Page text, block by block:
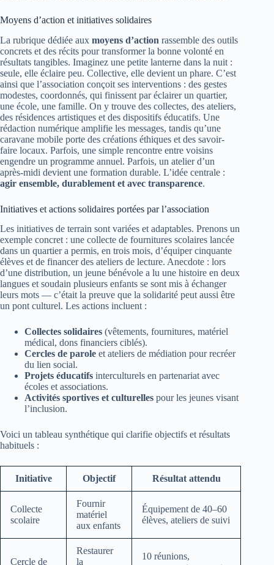
Moyens d’action et initiatives solidaires
La rubrique dédiée aux moyens d’action rassemble des outils
concrets et des récits pour transformer la bonne volonté en
résultats tangibles. Imaginez une petite lanterne dans la nuit :
seule, elle éclaire peu. Collective, elle devient un phare. C’est
ainsi que l’association conçoit ses interventions : des gestes
modestes, coordonnés, qui finissent par éclairer un quartier,
une école, une famille. On y trouve des collectes, des ateliers,
des résidences artistiques et des dispositifs éducatifs. Une
rédaction numérique amplifie les messages, tandis qu’une
caravane mobile porte des créations éthiques et des savoir-
faire locaux. Parfois, une simple rencontre entre voisins
engendre un programme annuel. Parfois, un atelier d’un
après‑midi devient une formation durable. L’idée centrale :
agir ensemble, durablement et avec transparence.
Initiatives et actions solidaires portées par l’association
Les initiatives de terrain sont variées et adaptables. Prenons un
exemple concret : une collecte de fournitures scolaires lancée
dans un quartier a permis, en trois mois, d’équiper cinquante
élèves et de financer des ateliers de lecture. Anecdote : lors
d’une distribution, un jeune bénévole a lu une histoire en deux
langues et soudain plusieurs enfants se sont mis à échanger
leurs mots — c’était la preuve que la solidarité peut aussi être
un pont culturel. Les actions incluent :
Collectes solidaires (vêtements, fournitures, matériel
médical, dons financiers ciblés).
Cercles de parole et ateliers de médiation pour recréer
du lien social.
Projets éducatifs interculturels en partenariat avec
écoles et associations.
Activités sportives et culturelles pour les jeunes visant
l’inclusion.
Voici un tableau synthétique qui clarifie objectifs et résultats
habituels :
Initiative Objectif Résultat attendu
Collecte
scolaire
Fournir
matériel
aux enfants
Équipement de 40–60
élèves, ateliers de suivi
Cercle de
Restaurer
la
10 réunions,